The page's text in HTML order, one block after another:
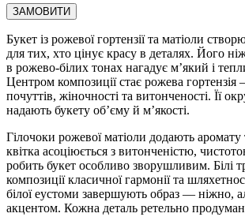
Букет із рожевої гортензії та матіоли
для тих, хто цінує красу в деталях. Його
в рожево-білих тонах нагадує м’який і
Центром композиції стає рожева
почуттів, жіночності та витонченості. Її
надають букету об’єму й м’якості.
Гілочоки рожевої матіоли додають аромату
квітка асоціюється з витонченістю,
робить букет особливо зворушливим. Білі
композиції класичної гармонії та
білої еустоми завершують образ — ніжно,
акцентом. Кожна деталь ретельно